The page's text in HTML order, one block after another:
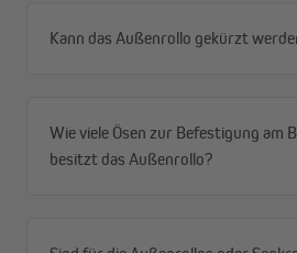
einsatzbereit, auch nach Regen
Hoher UV-Schutz (90 %) und
Schutz vor schädlicher Strahlung
Kann das Außenrollo gekürzt
Wie viele Ösen zur Befestigung am
besitzt das Außenrollo?